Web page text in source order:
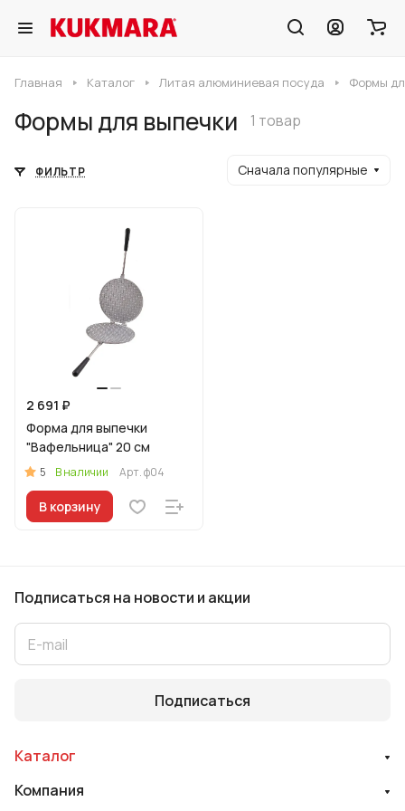
Главная Каталог Литая алюминиевая посуда Формы
Формы для выпечки 1 товар
ФИЛЬТР Сначала популярные
2 691 ₽
Форма для выпечки
"Вафельница" 20 см
5 В наличии Арт.ф04
В корзину
Подписаться на новости и акции
Подписаться
Каталог
Компания